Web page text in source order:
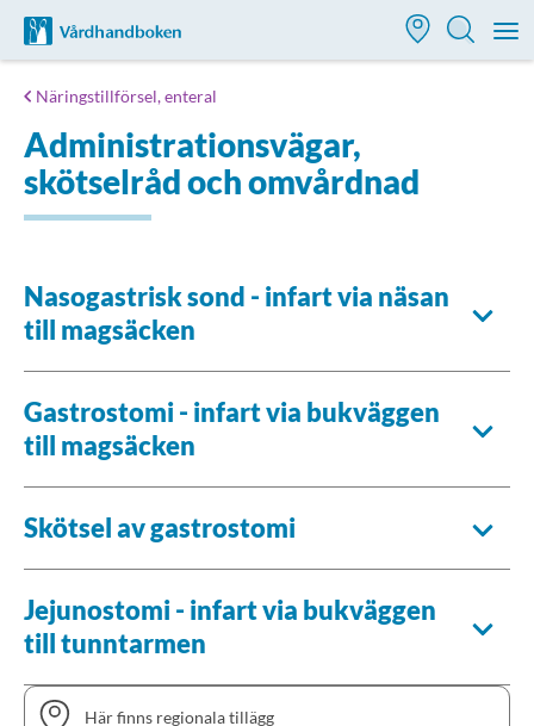
Till startsidan för Vårdhandboken
Näringstillförsel, enteral
Administrationsvägar,
skötselråd och omvårdnad
Nasogastrisk sond - infart via näsan
till magsäcken
Gastrostomi - infart via bukväggen
till magsäcken
Skötsel av gastrostomi
Jejunostomi - infart via bukväggen
till tunntarmen
Här finns regionala tillägg